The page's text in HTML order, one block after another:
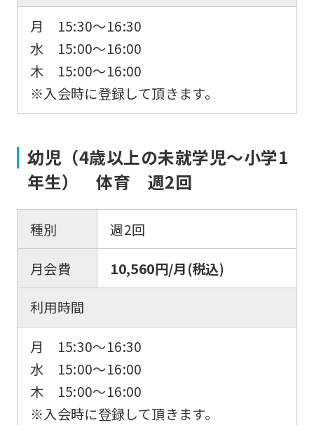
月 15:30〜16:30
水 15:00〜16:00
木 15:00〜16:00
※入会時に登録して頂きます。
幼児（4歳以上の未就学児〜小学1
年生） 体育 週2回
種別
週2回
月会費
10,560円/月(税込)
利用時間
月 15:30〜16:30
水 15:00〜16:00
木 15:00〜16:00
※入会時に登録して頂きます。